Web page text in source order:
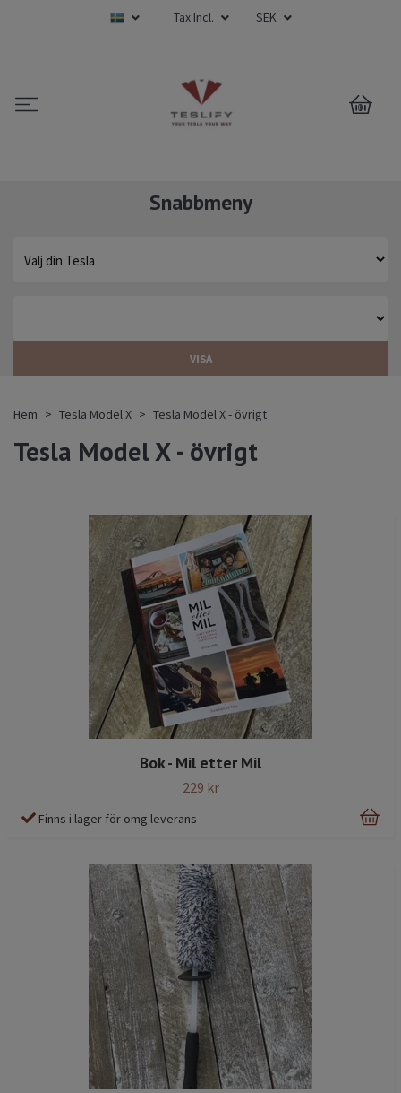
Tax Incl. SEK
0
Snabbmeny
VISA
Hem Tesla Model X Tesla Model X - övrigt
Tesla Model X - övrigt
Bok - Mil etter Mil
229 kr
Finns i lager för omg leverans